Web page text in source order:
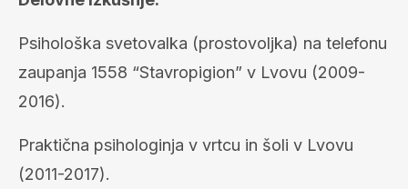
Psihološka svetovalka (prostovoljka) na telefonu
zaupanja 1558 “Stavropigion” v Lvovu (2009-
2016).
Praktična psihologinja v vrtcu in šoli v Lvovu
(2011-2017).